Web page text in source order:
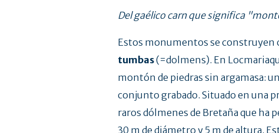
Del gaélico carn que significa
Estos monumentos se construyen
tumbas(=dolmens). En
montón de piedras sin argamasa:
conjunto grabado. Situado en una
raros dólmenes de Bretaña que ha
30 m de diámetro y 5 m de altura.